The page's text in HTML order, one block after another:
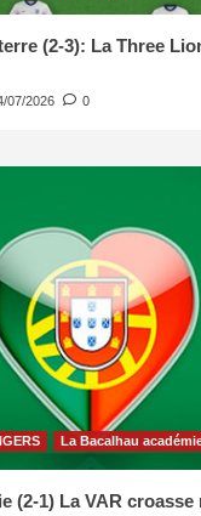
(2-3): La Three
07/2026 0
La Bacalhau
(2-1) La VAR croasse